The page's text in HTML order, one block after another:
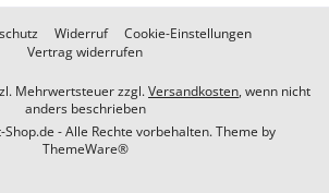
Widerruf
Cookie-Einstellungen
Vertrag widerrufen
Mehrwertsteuer zzgl.Versandkosten, wenn nicht
anders beschrieben
- Alle Rechte vorbehalten. Theme by
ThemeWare®